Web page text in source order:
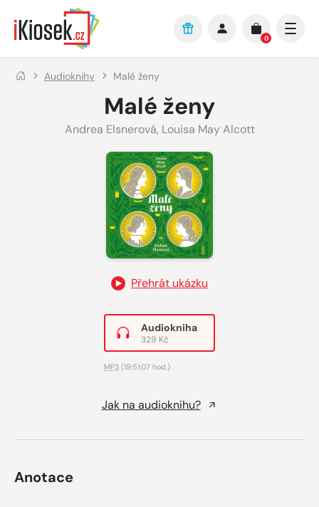
Přejít na hlavní obsah
0
Audioknihy Malé ženy
Malé ženy
Andrea Elsnerová, Louisa May Alcott
Přehrát ukázku
Audiokniha
329 Kč
MP3 (19:51:07 hod.)
Jak na audioknihu?
Anotace